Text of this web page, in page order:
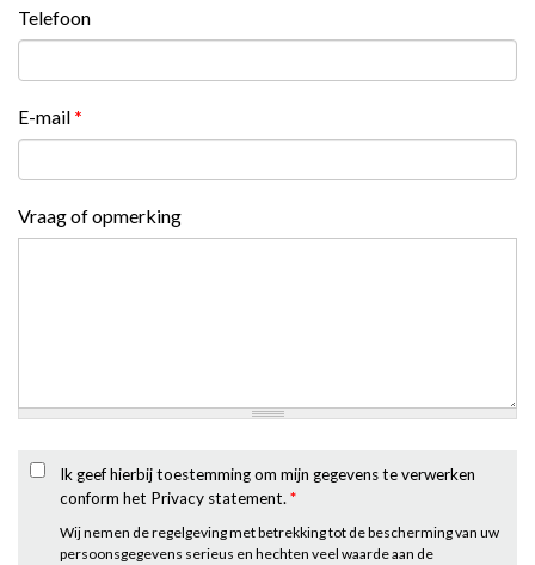
Telefoon
E-mail *
Vraag of opmerking
Ik geef hierbij toestemming om mijn gegevens te verwerken
conform het Privacy statement.*
Wij nemen de regelgeving met betrekking tot de bescherming van uw
persoonsgegevens serieus en hechten veel waarde aan de